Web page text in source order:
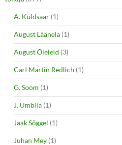
A. Kuldsaar (1)
August Läänela (1)
August Õieleid (3)
Carl Martin Redlich (1)
G. Soom (1)
J. Umblia (1)
Jaak Sõggel (1)
Juhan Mey (1)